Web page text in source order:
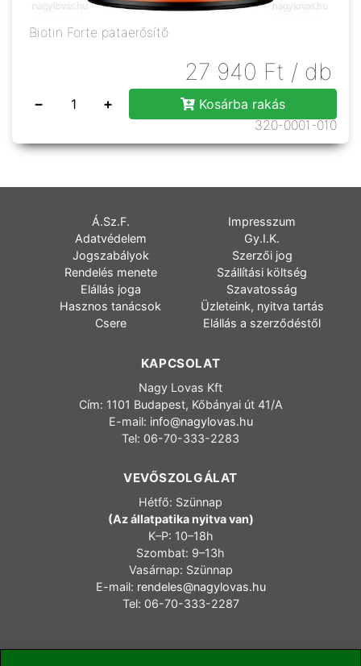
Biotin Forte pataerősítő
27 940 Ft / db
− +
Kosárba rakás
320-0001-010
Á.Sz.F.
Impresszum
Adatvédelem
Gy.I.K.
Jogszabályok
Szerzői jog
Rendelés menete
Szállítási költség
Elállás joga
Szavatosság
Hasznos tanácsok
Üzleteink, nyitva tartás
Csere
Elállás a szerződéstől
KAPCSOLAT
Nagy Lovas Kft
Cím: 1101 Budapest, Kőbányai út 41/A
E-mail: info@nagylovas.hu
Tel: 06-70-333-2283
VEVŐSZOLGÁLAT
Hétfő: Szünnap
(Az állatpatika nyitva van)
K–P: 10–18h
Szombat: 9–13h
Vasárnap: Szünnap
E-mail: rendeles@nagylovas.hu
Tel: 06-70-333-2287